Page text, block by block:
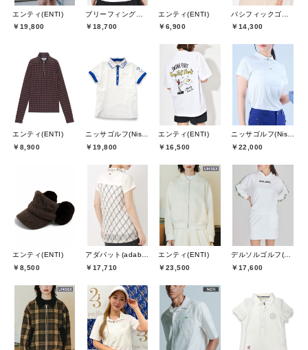
エンティ(ENTI)
￥19,800
￥18,700
エンティ(ENTI)
￥6,900
￥14,300
エンティ(ENTI)
￥8,900
ニッサゴルフ(Nissa Golf)
￥19,800
エンティ(ENTI)
￥16,500
ニッサゴルフ(Nissa Golf)
￥22,000
エンティ(ENTI)
￥8,500
アダバット(adabat)
￥17,710
エンティ(ENTI)
￥23,500
デルソルゴルフ(DELSOL GOLF)
￥17,600